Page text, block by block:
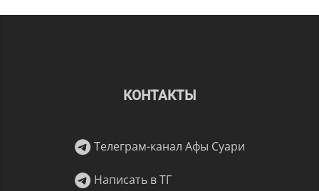
КОНТАКТЫ
Телеграм-канал Афы Суари
Написать в ТГ